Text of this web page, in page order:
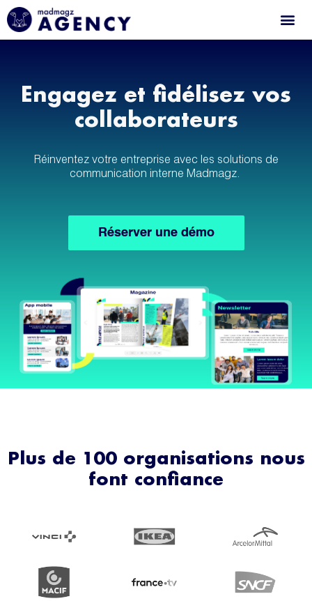
Engagez et fidélisez vos
collaborateurs
Réinventez votre entreprise avec les solutions de
communication interne Madmagz.
Réserver une démo
Plus de 100 organisations nous
font confiance